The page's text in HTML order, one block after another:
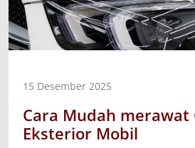
15 Desember 2025
Cara Mudah merawat
Eksterior Mobil